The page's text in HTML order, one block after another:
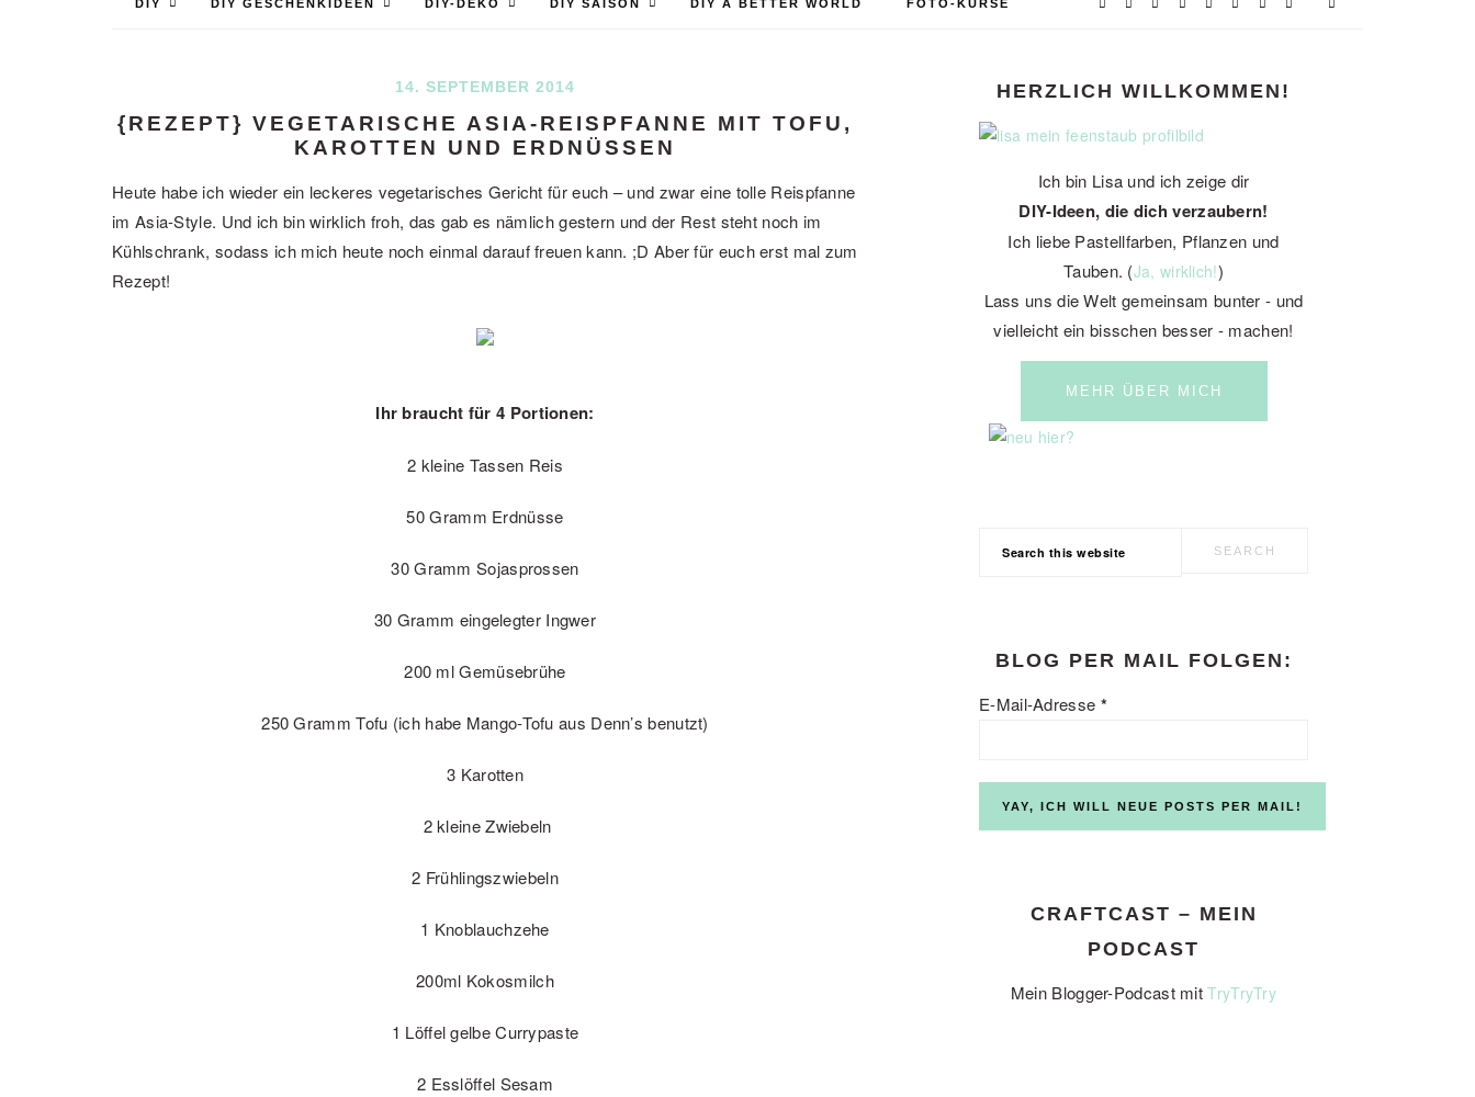
DIY DIY GESCHENKIDEEN DIY-DEKO DIY SAISON DIY A BETTER WORLD FOTO-KURSE
14. SEPTEMBER 2014
{REZEPT} VEGETARISCHE ASIA-REISPFANNE MIT TOFU,
KAROTTEN UND ERDNÜSSEN
Heute habe ich wieder ein leckeres vegetarisches Gericht für euch – und zwar eine tolle Reispfanne
im Asia-Style. Und ich bin wirklich froh, das gab es nämlich gestern und der Rest steht noch im
Kühlschrank, sodass ich mich heute noch einmal darauf freuen kann. ;D Aber für euch erst mal zum
Rezept!
Ihr braucht für 4 Portionen:
2 kleine Tassen Reis
50 Gramm Erdnüsse
30 Gramm Sojasprossen
30 Gramm eingelegter Ingwer
200 ml Gemüsebrühe
250 Gramm Tofu (ich habe Mango-Tofu aus Denn’s benutzt)
3 Karotten
2 kleine Zwiebeln
2 Frühlingszwiebeln
1 Knoblauchzehe
200ml Kokosmilch
1 Löffel gelbe Currypaste
2 Esslöffel Sesam
PRIMARY
SIDEBAR
HERZLICH WILLKOMMEN!
Ich bin Lisa und ich zeige dir
DIY-Ideen, die dich verzaubern!
Ich liebe Pastellfarben, Pflanzen und
Tauben. (Ja, wirklich!)
Lass uns die Welt gemeinsam bunter - und
vielleicht ein bisschen besser - machen!
MEHR ÜBER MICH
BLOG PER MAIL FOLGEN:
E-Mail-Adresse *
CRAFTCAST – MEIN
PODCAST
Mein Blogger-Podcast mitTryTryTry